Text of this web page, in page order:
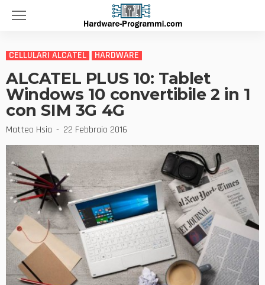
CELLULARI ALCATEL HARDWARE
ALCATEL PLUS 10: Tablet
Windows 10 convertibile 2 in 1
con SIM 3G 4G
Matteo Hsia 22 Febbraio 2016